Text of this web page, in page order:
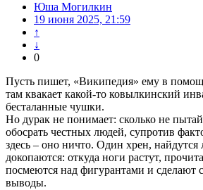
Юша Могилкин
19 июня 2025, 21:59
↑
↓
0
Пусть пишет, «Википедия» ему в
там квакает какой-то ковылкинский
бесталанные чушки.
Но дурак не понимает: сколько не
обосрать честных людей, супротив
здесь – оно ничто. Один хрен,
докопаются: откуда ноги растут,
посмеются над фигурантами и сделают
выводы.